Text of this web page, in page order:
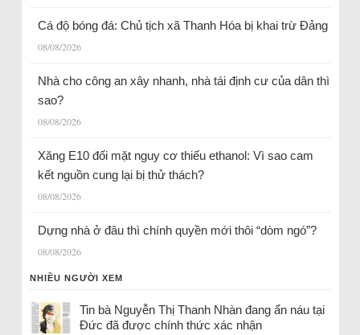
Cá độ bóng đá: Chủ tịch xã Thanh Hóa bị khai trừ Đảng
08/08/2026
Nhà cho công an xây nhanh, nhà tái định cư của dân thì
sao?
08/08/2026
Xăng E10 đối mặt nguy cơ thiếu ethanol: Vì sao cam
kết nguồn cung lại bị thử thách?
08/08/2026
Dựng nhà ở đâu thì chính quyền mới thôi “dòm ngó”?
08/08/2026
NHIỀU NGƯỜI XEM
Tin bà Nguyễn Thị Thanh Nhàn đang ẩn náu tại
Đức đã được chính thức xác nhận